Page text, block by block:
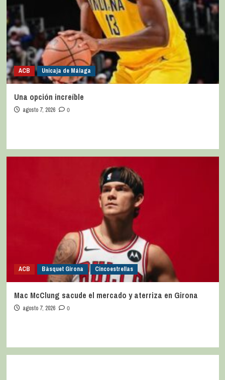
ACB Unicaja de Málaga
Una opción increíble
agosto 7, 2026 0
ACB Bàsquet Girona Cincoestrellas
Mac McClung sacude el mercado y aterriza en Girona
agosto 7, 2026 0